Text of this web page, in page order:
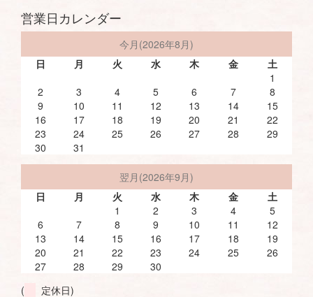
営業日カレンダー
今月(2026年8月)
日
月 火 水 木 金
土
1
2
3 4 5 6 7
8
9
10 11 12 13 14
15
16
17 18 19 20 21
22
23
24 25 26 27 28
29
30
31
翌月(2026年9月)
日
月 火 水 木 金
土
1
2 3 4
5
6
7 8 9 10 11
12
13
14 15 16 17 18
19
20
21 22 23 24 25
26
27
28 29
30
(
定休日)